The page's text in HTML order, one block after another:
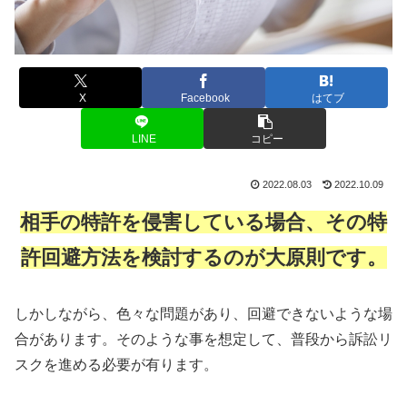
X Facebook はてブ
LINE コピー
2022.08.03 2022.10.09
相手の特許を侵害している場合、その特
許回避方法を検討するのが大原則です。
しかしながら、色々な問題があり、回避できないような場
合があります。そのような事を想定して、普段から訴訟リ
スクを進める必要が有ります。